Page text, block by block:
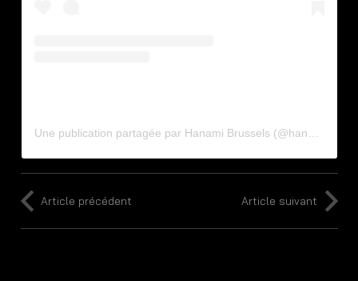
Une publication partagée par Hanami Brussels (@hanami.brussels)
Article précédent Article suivant